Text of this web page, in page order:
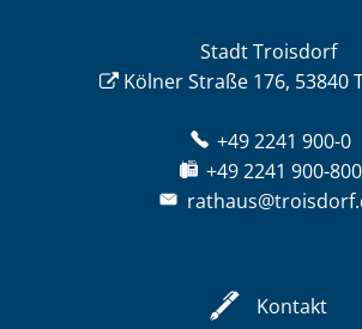
Stadt Troisdorf
Kölner Straße 176, 53840
+49 2241 900-0
+49 2241 900-800
Kontakt